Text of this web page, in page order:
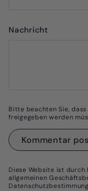
Nachricht
Bitte beachten Sie,
freigegeben werden
Kommentar
Diese Website ist
allgemeinen